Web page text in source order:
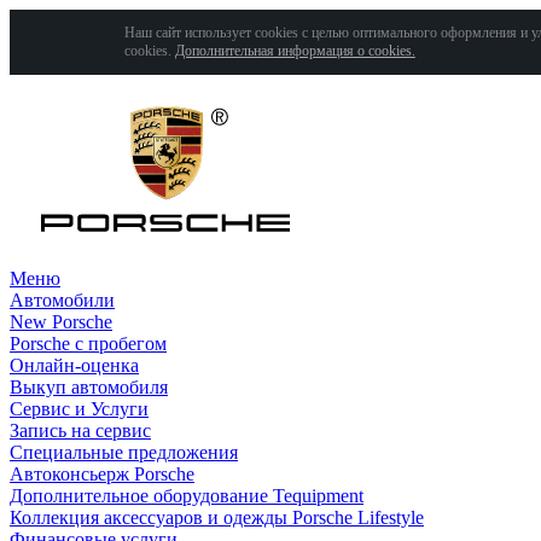
Наш сайт использует cookies с целью оптимального оформления и
cookies. Дополнительная информация о cookies.
Меню
Автомобили
New Porsche
Porsche с пробегом
Онлайн-оценка
Выкуп автомобиля
Сервис и Услуги
Запись на сервис
Специальные предложения
Автоконсьерж Porsche
Дополнительное оборудование Tequipment
Коллекция аксессуаров и одежды Porsche Lifestyle